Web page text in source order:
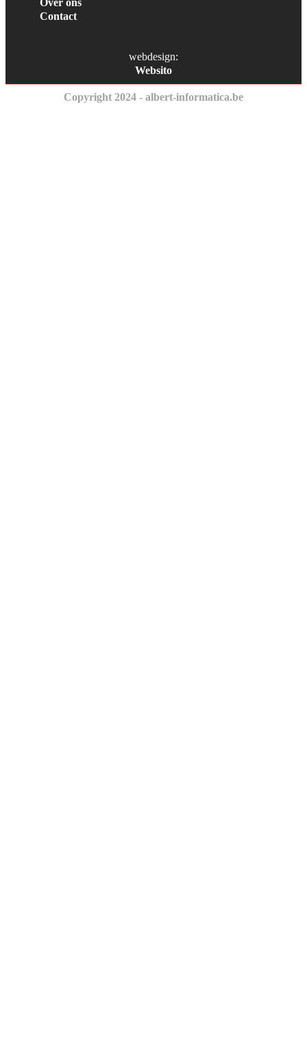
Contact
webdesign:
Websito
Copyright 2024 - albert-informatica.be